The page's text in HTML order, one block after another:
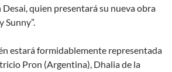
quien presentará su nueva obra
Sunny”.
estará formidablemente representada
Pron (Argentina), Dhalia de la